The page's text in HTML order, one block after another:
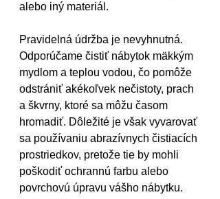
alebo iný materiál.
Pravidelná údržba je nevyhnutná.
Odporúčame čistiť nábytok mäkkým
mydlom a teplou vodou, čo pomôže
odstrániť akékoľvek nečistoty, prach
a škvrny, ktoré sa môžu časom
hromadiť. Dôležité je však vyvarovať
sa používaniu abrazívnych čistiacích
prostriedkov, pretože tie by mohli
poškodiť ochrannú farbu alebo
povrchovú úpravu vášho nábytku.